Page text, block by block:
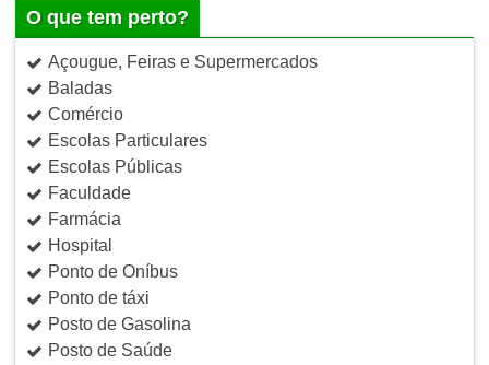
O que tem perto?
Açougue, Feiras e Supermercados
Baladas
Comércio
Escolas Particulares
Escolas Públicas
Faculdade
Farmácia
Hospital
Ponto de Oníbus
Ponto de táxi
Posto de Gasolina
Posto de Saúde